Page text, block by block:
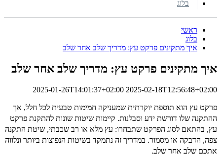
בלוג
ראשי
בלוג
איך מתקינים פרקט עץ: מדריך שלב אחר שלב
איך מתקינים פרקט עץ: מדריך שלב אחר שלב
2025-01-26T14:01:37+02:00 2025-02-18T12:56:48+02:00
פרקט עץ הוא תוספת יוקרתית שמעניקה חמימות טבעית לכל חלל, אך
ההתקנה שלו דורשת ידע וסבלנות. קיימות שיטות שונות להתקנת פרקט
עץ, בהתאם לסוג הפרקט שתבחרו: עץ מלא או רב שכבתי, שיטת התקנה
צפה, הדבקה או מסמור. במדריך זה נתמקד בשיטות הנפוצות ביותר ונלווה
אתכם שלב אחר שלב.